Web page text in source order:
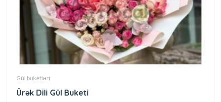
Gül buketləri
Ürək Dili Gül Buketi